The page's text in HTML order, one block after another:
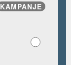
KAMPANJE